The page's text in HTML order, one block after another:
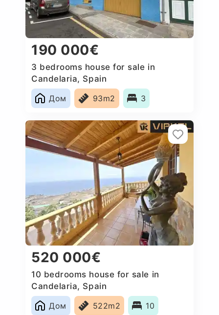
190 000€
3 bedrooms house for sale in
Candelaria, Spain
Дом
93m2 3
520 000€
10 bedrooms house for sale in
Candelaria, Spain
Дом
522m2 10